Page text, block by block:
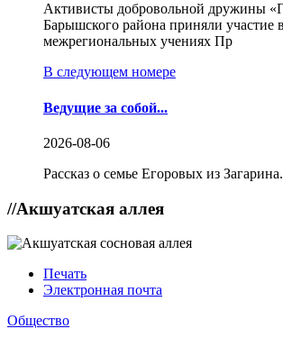
Активисты добровольной дружины
Барышского района приняли участие
межрегиональных учениях Пр
В следующем номере
Ведущие за собой...
2026-08-06
Рассказ о семье Егоровых из Загарина.
//Акшуатская аллея
Печать
Электронная почта
Общество